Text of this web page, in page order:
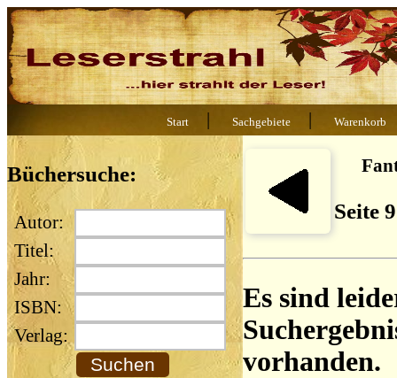
Start| Sachgebiete| Warenkorb
Büchersuche:
Autor:
Titel:
Jahr:
ISBN:
Verlag:
Seite
Es sind
vorhanden.